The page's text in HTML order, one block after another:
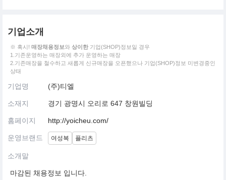
기업소개
※ 혹시! 매장채용정보와 상이한 기업(SHOP)정보일 경우
1.기존운영하는 매장외에 추가 운영하는 매장
2.기존매장을 철수하고 새롭게 신규매장을 오픈했으나 기업(SHOP)정보 미변경중인
상태
기업명 (주)티엘
소재지 경기 광명시 오리로 647 창원빌딩
홈페이지 http://yoicheu.com/
운영브랜드 여성복 플리츠
소개말
마감된 채용정보 입니다.